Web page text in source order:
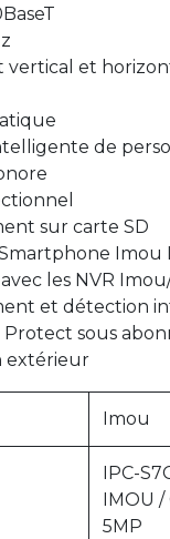
vertical et
de
sur carte SD
Imou
les NVR
et détection
sous
extérieur
Imou
IPC-
IMOU
5MP